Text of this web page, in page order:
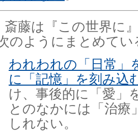
斎藤は『この世界に
のようにまとめてい
われわれの「日常」
に「記憶」を刻み込
け、事後的に「愛」
とのなかには「治療
しれない。